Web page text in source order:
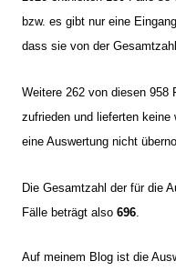
bzw. es gibt nur eine
dass sie von der
Weitere 262 von diesen 958
zufrieden und lieferten
eine Auswertung nicht
Die Gesamtzahl der für die
Fälle beträgt also 696
Auf meinem Blog ist die